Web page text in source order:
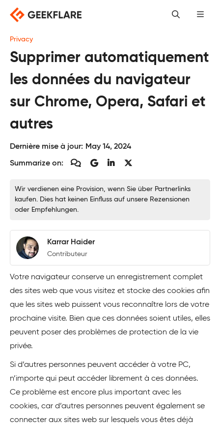
Skip
content
Privacy
Supprimer automatiquement
les données du navigateur
sur Chrome, Opera, Safari et
autres
Dernière mise à jour: May 14, 2024
Summarize on:
Wir verdienen eine Provision, wenn Sie über Partnerlinks
kaufen. Dies hat keinen Einfluss auf unsere Rezensionen
oder Empfehlungen.
Karrar Haider
Contributeur
Votre navigateur conserve un enregistrement complet
des sites web que vous visitez et stocke des cookies afin
que les sites web puissent vous reconnaître lors de votre
prochaine visite. Bien que ces données soient utiles, elles
peuvent poser des problèmes de protection de la vie
privée.
Si d’autres personnes peuvent accéder à votre PC,
n’importe qui peut accéder librement à ces données.
Ce problème est encore plus important avec les
cookies, car d’autres personnes peuvent également se
connecter aux sites web sur lesquels vous êtes déjà